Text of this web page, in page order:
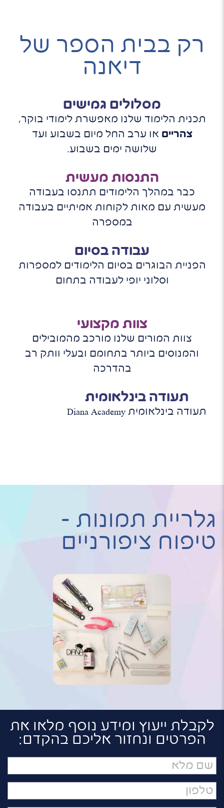
רק בבית הספר של
דיאנה
מסלולים גמישים
תכנית הלימוד שלנו מאפשרת לימודי בוקר,
צהריים או ערב החל מיום בשבוע ועד
שלושה ימים בשבוע.
התנסות מעשית
כבר במהלך הלימודים תתנסו בעבודה
מעשית עם מאות לקוחות אמיתיים בעבודה
במספרה
עבודה בסיום
הפניית הבוגרים בסיום הלימודים למספרות
וסלוני יופי לעבודה בתחום
צוות מקצועי
צוות המורים שלנו מורכב מהמובילים
והמנוסים ביותר בתחומם ובעלי וותק רב
בהדרכה
תעודה בינלאומית
תעודה בינלאומית Diana Academy
גלריית תמונות -
טיפוח ציפורניים
לקבלת ייעוץ ומידע נוסף מלאו את
הפרטים ונחזור אליכם בהקדם:
שם
טלפון